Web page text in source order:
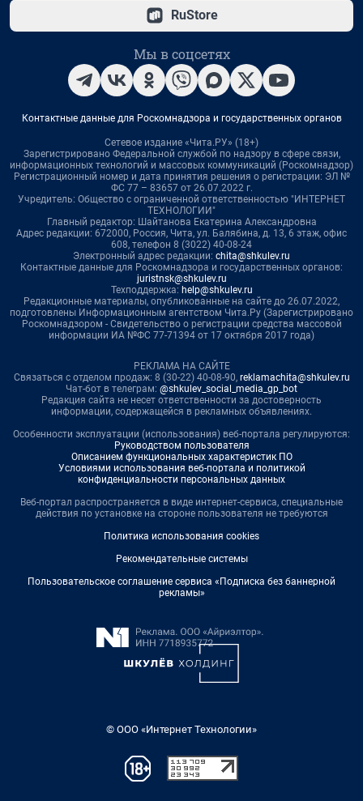
RuStore
Мы в соцсетях
Контактные данные для Роскомнадзора и государственных органов
Сетевое издание «Чита.РУ» (18+)
Зарегистрировано Федеральной службой по надзору в сфере связи,
информационных технологий и массовых коммуникаций (Роскомнадзор)
Регистрационный номер и дата принятия решения о регистрации: ЭЛ №
ФС 77 – 83657 от 26.07.2022 г.
Учредитель: Общество с ограниченной ответственностью "ИНТЕРНЕТ
ТЕХНОЛОГИИ"
Главный редактор: Шайтанова Екатерина Александровна
Адрес редакции: 672000, Россия, Чита, ул. Балябина, д. 13, 6 этаж, офис
608, телефон 8 (3022) 40-08-24
Электронный адрес редакции: chita@shkulev.ru
Контактные данные для Роскомнадзора и государственных органов:
juristnsk@shkulev.ru
Техподдержка: help@shkulev.ru
Редакционные материалы, опубликованные на сайте до 26.07.2022,
подготовлены Информационным агентством Чита.Ру (Зарегистрировано
Роскомнадзором - Свидетельство о регистрации средства массовой
информации ИА №ФС 77-71394 от 17 октября 2017 года)
РЕКЛАМА НА САЙТЕ
Связаться с отделом продаж: 8 (30-22) 40-08-90, reklamachita@shkulev.ru
Чат-бот в телеграм: @shkulev_social_media_gp_bot
Редакция сайта не несет ответственности за достоверность
информации, содержащейся в рекламных объявлениях.
Особенности эксплуатации (использования) веб-портала регулируются:
Руководством пользователя
Описанием функциональных характеристик ПО
Условиями использования веб-портала и политикой
конфиденциальности персональных данных
Веб-портал распространяется в виде интернет-сервиса, специальные
действия по установке на стороне пользователя не требуются
Политика использования cookies
Рекомендательные системы
Пользовательское соглашение сервиса «Подписка без баннерной
рекламы»
© ООО «Интернет Технологии»